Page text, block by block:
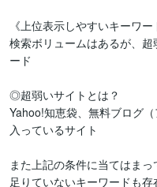
《上位表示しやすいキーワー
検索ボリュームはあるが、
ード
◎超弱いサイトとは？
Yahoo!知恵袋、無料ブログ
入っているサイト
また上記の条件に当てはま
足りていないキーワードも存